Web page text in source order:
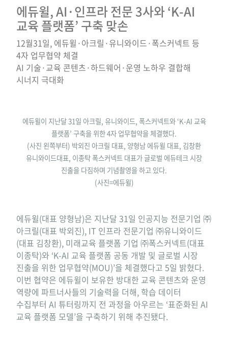
에듀윌, AI·인프라 전문 3사와 ‘K-AI
교육 플랫폼’ 구축 맞손
12월31일, 에듀윌·아크릴·유니와이드·폭스커넥트 등
4자 업무협약 체결
AI 기술·교육 콘텐츠·하드웨어·운영 노하우 결합해
시너지 극대화
에듀윌이 지난달 31일 아크릴, 유니와이드, 폭스커넥트와 ‘K-AI 교육
플랫폼’ 구축을 위한 4자 업무협약을 체결했다.
(사진 왼쪽부터) 박외진 아크릴 대표, 양형남 에듀윌 대표, 김창환
유니와이드대표, 이종탁 폭스커넥트 대표가 글로벌 에듀테크 시장
진출을 다짐하며 기념촬영을 하고 있다.
(사진=에듀윌)
에듀윌(대표 양형남)은 지난달 31일 인공지능 전문기업 ㈜
아크릴(대표 박외진), IT 인프라 전문기업 ㈜유니와이드
(대표 김창환), 미래교육 플랫폼 기업 ㈜폭스커넥트(대표
이종탁)와 ‘K-AI 교육 플랫폼 공동 개발 및 글로벌 시장
진출을 위한 업무협약(MOU)’을 체결했다고 5일 밝혔다.
이번 협약은 에듀윌이 보유한 방대한 교육 콘텐츠와 운영
역량에 파트너사들의 기술력을 더해, 학습 데이터
수집부터 AI 튜터링까지 전 과정을 아우르는 ‘표준화된 AI
교육 플랫폼 모델’을 구축하기 위해 추진됐다.